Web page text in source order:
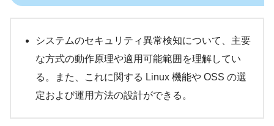
システムのセキュリティ異常検知について、主要
な方式の動作原理や適用可能範囲を理解してい
る。また、これに関する Linux 機能や OSS の選
定および運用方法の設計ができる。